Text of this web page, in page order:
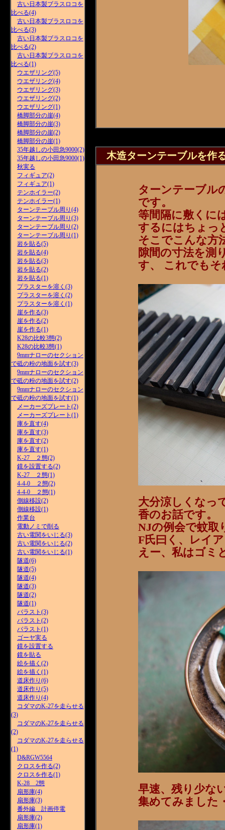
古い日本製ブラスロコを
比べる(4)
古い日本製ブラスロコを
比べる(3)
古い日本製ブラスロコを
比べる(2)
古い日本製ブラスロコを
比べる(1)
ウエザリング(5)
ウエザリング(4)
ウエザリング(3)
ウエザリング(2)
ウエザリング(1)
橋脚部分の崖(4)
橋脚部分の崖(3)
橋脚部分の崖(2)
橋脚部分の崖(1)
35年越しの小田急9000(2)
35年越しの小田急9000(1)
秋実る
フィギュア(2)
フィギュア(1)
テンホイラー(2)
テンホイラー(1)
ターンテーブル周り(4)
ターンテーブル周り(3)
ターンテーブル周り(2)
ターンテーブル周り(1)
岩を貼る(5)
岩を貼る(4)
岩を貼る(3)
岩を貼る(2)
岩を貼る(1)
プラスターを溶く(3)
プラスターを溶く(2)
プラスターを溶く(1)
崖を作る(3)
崖を作る(2)
崖を作る(1)
K28の比較3態(2)
K28の比較3態(1)
9mmナローのセクション
で砥の粉の地面を試す(3)
9mmナローのセクション
で砥の粉の地面を試す(2)
9mmナローのセクション
で砥の粉の地面を試す(1)
メーカーズプレート(2)
メーカーズプレート(1)
庫を直す(4)
庫を直す(3)
庫を直す(2)
庫を直す(1)
K-27 ２態(2)
鏡を設置する(2)
K-27 ２態(1)
4-4-0 ２態(2)
4-4-0 ２態(1)
側線移設(2)
側線移設(1)
作業台
電動ノミで削る
古い電関をいじる(3)
古い電関をいじる(2)
古い電関をいじる(1)
隧道(6)
隧道(5)
隧道(4)
隧道(3)
隧道(2)
隧道(1)
バラスト(3)
バラスト(2)
バラスト(1)
ゴーヤ実る
鏡を設置する
鏡を貼る
絵を描く(2)
絵を描く(1)
道床作り(6)
道床作り(5)
道床作り(4)
コダマのK-27を走らせる
(3)
コダマのK-27を走らせる
(2)
コダマのK-27を走らせる
(1)
D&RGW5564
クロスを作る(2)
クロスを作る(1)
K-28 2態
扇形庫(4)
扇形庫(3)
番外編 計画停電
扇形庫(2)
扇形庫(1)
木造ターンテーブルを作
ターンテーブル
です。
等間隔に敷くに
するにはちょっ
そこでこんな方
隙間の寸法を測
す、 これでもそ
大分涼しくなっ
香のお話です。
NJの例会で蚊取
F氏曰く、レイ
えー、私はゴミ
早速、残り少な
集めてみました